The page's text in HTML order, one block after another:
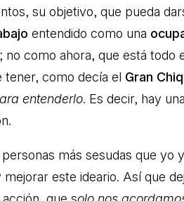
su objetivo, que pueda
entendido como una
no como ahora, que está todo
tener, como decía el Gran
entenderlo. Es decir, hay
más sesudas que yo
este ideario. Así que